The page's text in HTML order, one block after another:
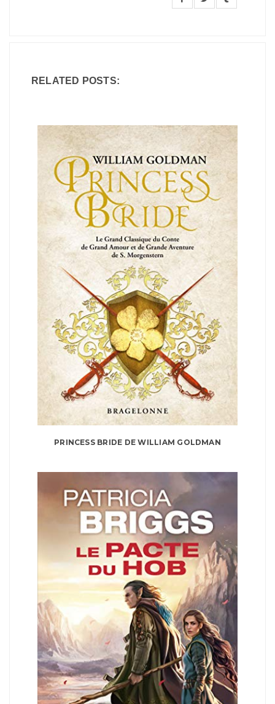
RELATED POSTS:
PRINCESS BRIDE DE WILLIAM GOLDMAN